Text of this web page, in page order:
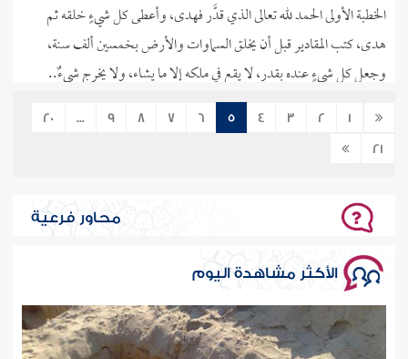
الخطبة الأولى الحمد لله تعالى الذي قدَّر فهدى، وأعطى كل شيءٍ خلقه ثم
هدى، كتب المقادير قبل أن يخلق السماوات والأرض بخمسين ألف سنة،
وجعل كل شيءٍ عنده بقدر، لا يقع في ملكه إلا ما يشاء، ولا يخرج شيءٌ..
246904
الخطبة الأولى إن الحمد لله، نحمده ونستعينه ونستغفره، ونعوذ بالله من
شرور أنفسنا وسيئات أعمالنا، من يهده الله فلا مضل له، ومن يضلل فلا
هادي له، وأشهد أن لا إله إلا الله وحده لا شريك له، وأشهد أن..
246910
25
30/04/2026
1
2
3
4
5
6
7
8
9
...
20
21
محاور فرعية
الأكثر مشاهدة اليوم